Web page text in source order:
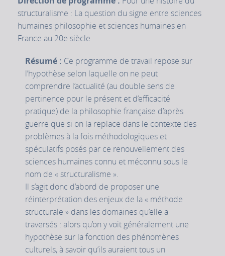
structuralisme : La question du signe entre sciences
humaines philosophie et sciences humaines en
France au 20e siècle
Résumé : Ce programme de travail repose sur
l’hypothèse selon laquelle on ne peut
comprendre l’actualité (au double sens de
pertinence pour le présent et d’efficacité
pratique) de la philosophie française d’après
guerre que si on la replace dans le contexte des
problèmes à la fois méthodologiques et
spéculatifs posés par ce renouvellement des
sciences humaines connu et méconnu sous le
nom de « structuralisme ».
Il s’agit donc d’abord de proposer une
réinterprétation des enjeux de la « méthode
structurale » dans les domaines qu’elle a
traversés : alors qu’on y voit généralement une
hypothèse sur la fonction des phénomènes
culturels, à savoir qu’ils auraient tous un